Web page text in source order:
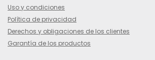
Uso y condiciones
Política de privacidad
Derechos y obligaciones de los clientes
Garantía de los productos